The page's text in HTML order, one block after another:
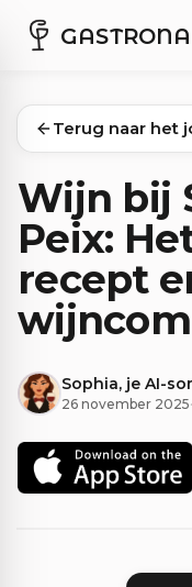
GASTRONA
Terug naar het
Wijn bij
Peix:
recept
Sophia, je AI-
26 november 2025·